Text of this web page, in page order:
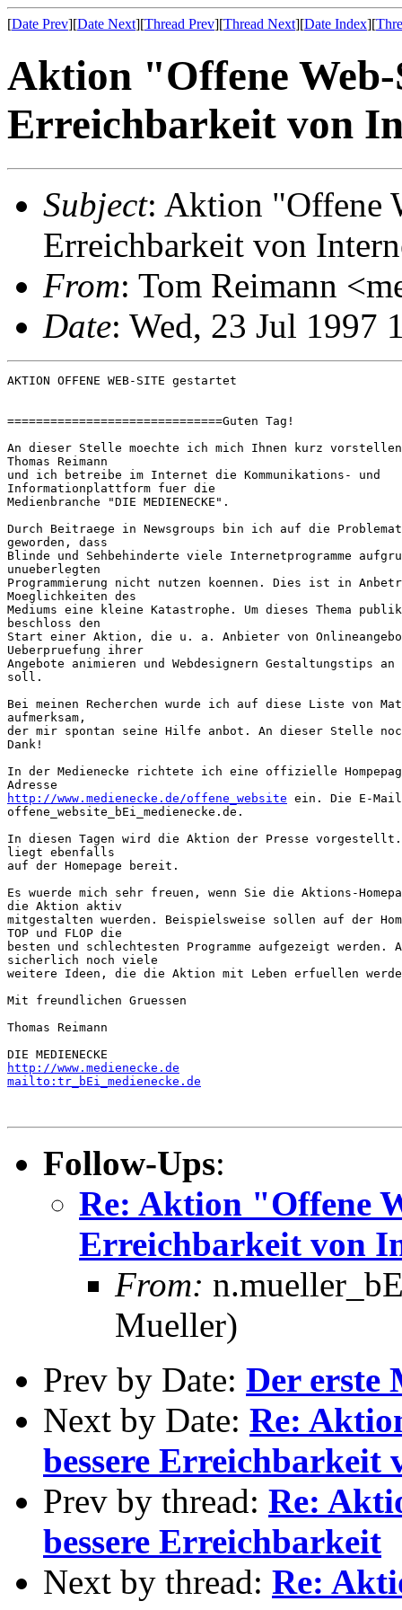
[Date Prev][Date Next][Thread Prev][Thread Next][Date Index][
Aktion "Offene
Erreichbarkeit von
Subject: Aktion "Offene
Erreichbarkeit von
From: Tom Reimann
Date: Wed, 23 Jul 1997
AKTION OFFENE WEB-SITE gestartet
==============================Guten Tag!
An dieser Stelle moechte ich mich Ihnen kurz
Thomas Reimann
und ich betreibe im Internet die Kommunikations- und
Informationplattform fuer die
Medienbranche "DIE MEDIENECKE".
Durch Beitraege in Newsgroups bin ich auf die
geworden, dass
Blinde und Sehbehinderte viele Internetprogramme
unueberlegten
Programmierung nicht nutzen koennen. Dies ist in
Moeglichkeiten des
Mediums eine kleine Katastrophe. Um dieses Thema
beschloss den
Start einer Aktion, die u. a. Anbieter von
Ueberpruefung ihrer
Angebote animieren und Webdesignern Gestaltungstips an
soll.
Bei meinen Recherchen wurde ich auf diese Liste von
aufmerksam,
der mir spontan seine Hilfe anbot. An dieser Stelle
Dank!
In der Medienecke richtete ich eine offizielle
http://www.medienecke.de/offene_website ein. Die E-
offene_website_bEi_medienecke.de.
In diesen Tagen wird die Aktion der Presse
liegt ebenfalls
auf der Homepage bereit.
Es wuerde mich sehr freuen, wenn Sie die Aktions-
die Aktion aktiv
mitgestalten wuerden. Beispielsweise sollen auf der
TOP und FLOP die
besten und schlechtesten Programme aufgezeigt werden.
sicherlich noch viele
weitere Ideen, die die Aktion mit Leben erfuellen
Mit freundlichen Gruessen
Thomas Reimann
http://www.medienecke.de
mailto:tr_bEi_medienecke.de
Follow-Ups:
Re: Aktion "Offene
Erreichbarkeit von
From:
Mueller)
Prev by Date: Der erste
Next by Date: Re:
bessere Erreichbarkeit
Prev by thread: Re:
bessere Erreichbarkeit
Next by thread: Re: